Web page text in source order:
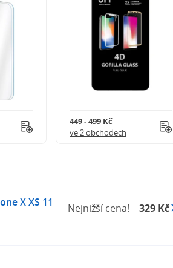
iPhone XS
449 - 499 Kč
ve 2 obchodech
X XS 11
Nejnižší cena! 329 Kč